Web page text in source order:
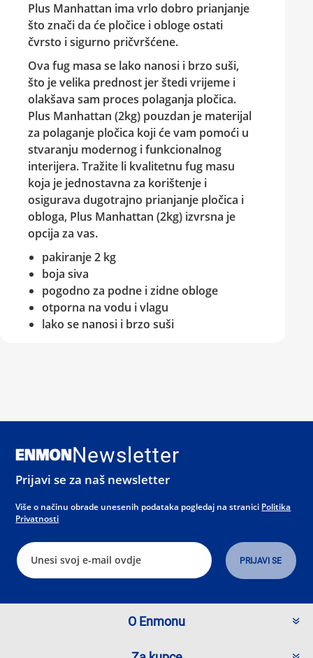
Plus Manhattan ima vrlo dobro prianjanje
što znači da će pločice i obloge ostati
čvrsto i sigurno pričvršćene.
Ova fug masa se lako nanosi i brzo suši,
što je velika prednost jer štedi vrijeme i
olakšava sam proces polaganja pločica.
Plus Manhattan (2kg) pouzdan je materijal
za polaganje pločica koji će vam pomoći u
stvaranju modernog i funkcionalnog
interijera. Tražite li kvalitetnu fug masu
koja je jednostavna za korištenje i
osigurava dugotrajno prianjanje pločica i
obloga, Plus Manhattan (2kg) izvrsna je
opcija za vas.
pakiranje 2 kg
boja siva
pogodno za podne i zidne obloge
otporna na vodu i vlagu
lako se nanosi i brzo suši
Newsletter
Prijavi se za naš newsletter
Više o načinu obrade unesenih podataka pogledaj na stranici Politika
Privatnosti
O Enmonu